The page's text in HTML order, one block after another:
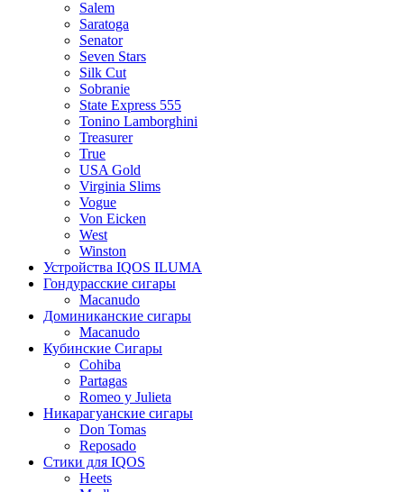
Salem
Saratoga
Senator
Seven Stars
Silk Cut
Sobranie
State Express 555
Tonino Lamborghini
Treasurer
True
USA Gold
Virginia Slims
Vogue
Von Eicken
West
Winston
Устройства IQOS ILUMA
Гондурасские сигары
Macanudo
Доминиканские сигары
Macanudo
Кубинские Сигары
Cohiba
Partagas
Romeo y Julieta
Никарагуанские сигары
Don Tomas
Reposado
Стики для IQOS
Heets